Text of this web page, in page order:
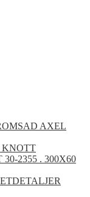
AXEL
KNOTT
2355 . 300X60